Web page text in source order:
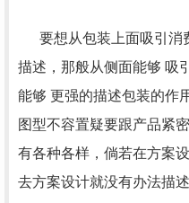
要想从包装上面吸引消
描述，那般从侧面能够 吸
能够 更强的描述包装的作
图型不容置疑要跟产品紧
有各种各样，倘若在方案
去方案设计就没有办法描